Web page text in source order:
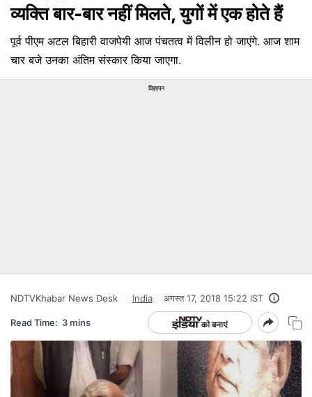
व्यक्ति बार-बार नहीं मिलते, युगों में एक होते हैं
पूर्व पीएम अटल बिहारी वाजपेयी आज पंचतत्व में विलीन हो जाएंगे. आज शाम
चार बजे उनका अंतिम संस्कार किया जाएगा.
विज्ञापन
NDTVKhabar News Desk India अगस्त 17, 2018 15:22 IST
Read Time: 3 mins